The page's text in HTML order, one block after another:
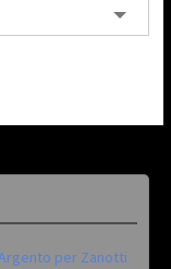
per Zanotti